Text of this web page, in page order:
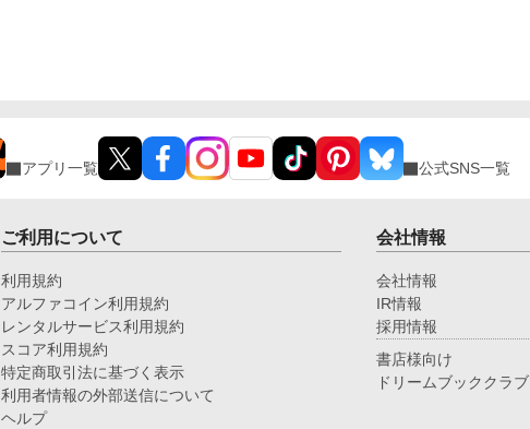
アプリ一覧 公式SNS一覧
ご利用について
利用規約
アルファコイン利用規約
レンタルサービス利用規約
スコア利用規約
特定商取引法に基づく表示
利用者情報の外部送信について
ヘルプ
会社情報
会社情報
IR情報
採用情報
書店様向け
ドリームブッククラブ